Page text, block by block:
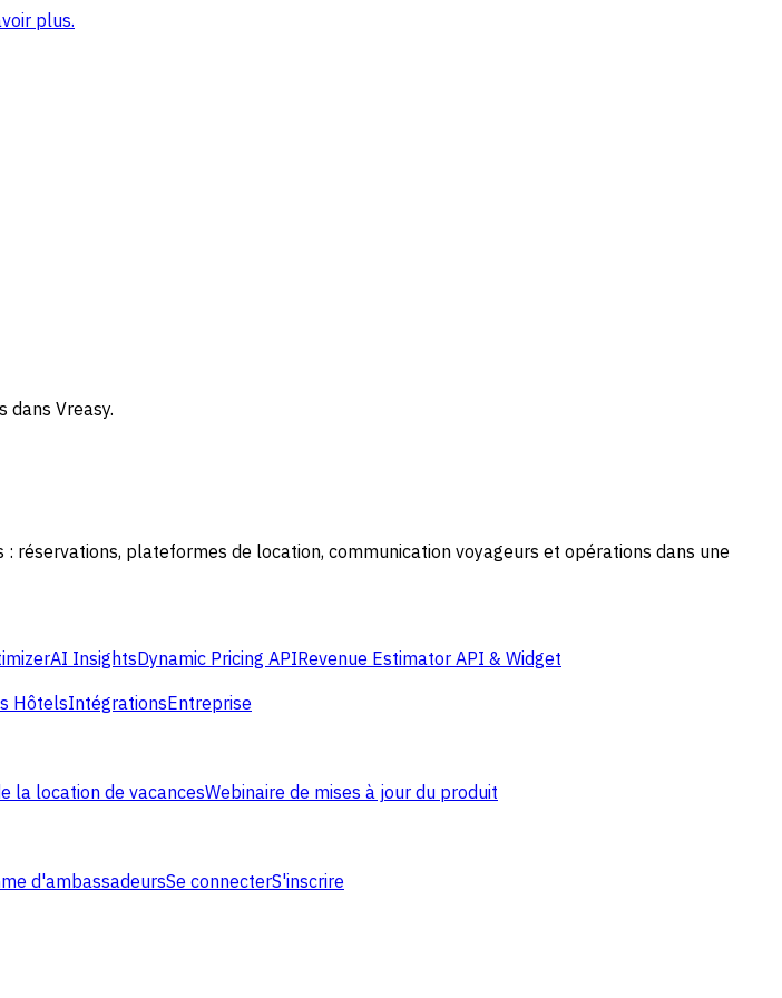
plus.
dans Vreasy.
plateformes de location, communication voyageurs et opérations dans une
AI InsightsDynamic Pricing APIRevenue Estimator API & Widget
HôtelsIntégrationsEntreprise
la location de vacancesWebinaire de mises à jour du produit
d'ambassadeursSe connecterS'inscrire